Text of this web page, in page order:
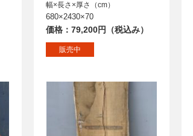
幅×長さ×厚さ（cm）
680×2430×70
価格：79,200円（税込み）
販売中